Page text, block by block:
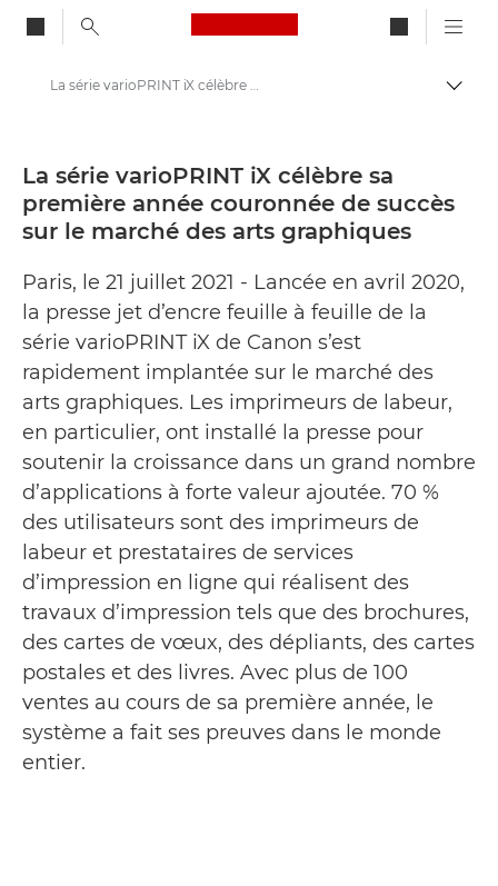
Canon Logo, back to
Presse
Communiqués de presse - Centre de presse Canon
La série varioPRINT iX célèbre sa première année couronnée de succès sur le marché des arts graphiques - Centre de presse Canon
La série varioPRINT iX célèbre sa
première année couronnée de succès
sur le marché des arts graphiques
Paris, le 21 juillet 2021 - Lancée en avril 2020,
la presse jet d’encre feuille à feuille de la
série varioPRINT iX de Canon s’est
rapidement implantée sur le marché des
arts graphiques. Les imprimeurs de labeur,
en particulier, ont installé la presse pour
soutenir la croissance dans un grand nombre
d’applications à forte valeur ajoutée. 70 %
des utilisateurs sont des imprimeurs de
labeur et prestataires de services
d’impression en ligne qui réalisent des
travaux d’impression tels que des brochures,
des cartes de vœux, des dépliants, des cartes
postales et des livres. Avec plus de 100
ventes au cours de sa première année, le
système a fait ses preuves dans le monde
entier.